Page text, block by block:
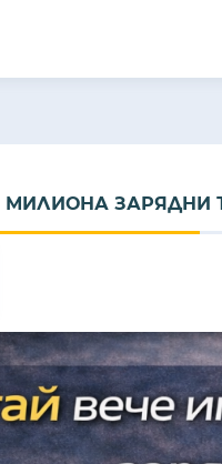
ЗАРЯДНИ